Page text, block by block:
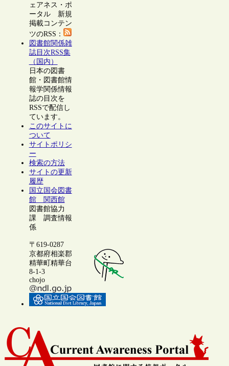
ェアネス・ポ
ータル 新規
掲載コンテン
ツのRSS：
図書館関係雑
誌目次RSS集
（国内）
日本の図書
館・図書館情
報学関係情報
誌の目次を
RSSで配信し
ています。
このサイトに
ついて
サイトポリシ
ー
検索の方法
サイトの更新
履歴
国立国会図書
館 関西館
図書館協力
課 調査情報
係
〒619-0287
京都府相楽郡
精華町精華台
8-1-3
chojo